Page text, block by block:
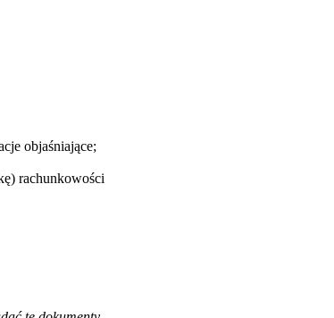
objaśniające;
rachunkowości